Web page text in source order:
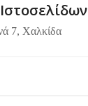
7, Χαλκίδα